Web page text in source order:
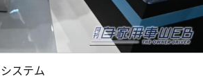
ステム